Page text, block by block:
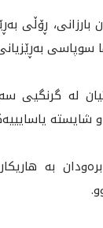
بارزانی، ڕۆڵی
سوپاسى
لە گرنگیی
شایستە
به‌